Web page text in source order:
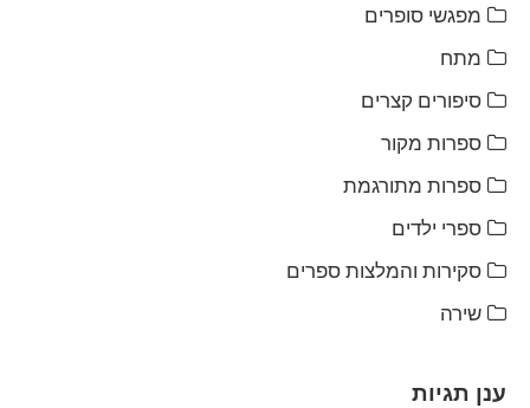
מפגשי סופרים
מתח
סיפורים קצרים
ספרות מקור
ספרות מתורגמת
ספרי ילדים
סקירות והמלצות ספרים
שירה
ענן תגיות